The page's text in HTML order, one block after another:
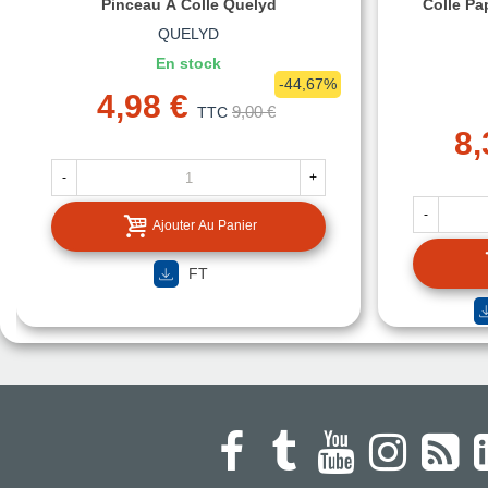
Pinceau À Colle Quelyd
QUELYD
En stock
4,98 € TTC 9,00 €
-44,67%
- +
Ajouter Au Panier
FT
Colle
-